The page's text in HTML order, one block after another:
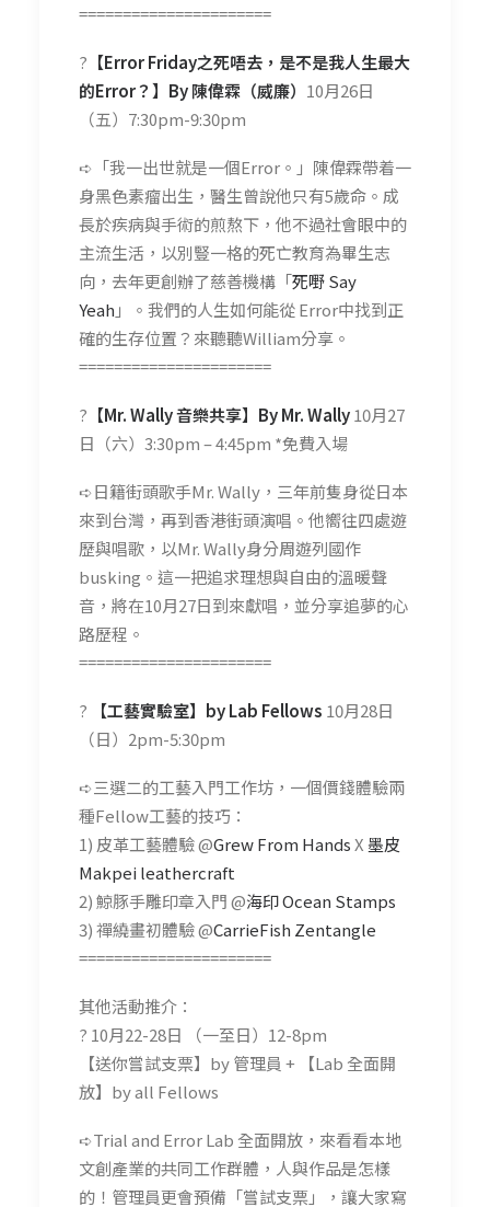
======================
? 【Error Friday之死唔去，是不是我人生最大
的Error？】By 陳偉霖（威廉） 10月26日
（五）7:30pm-9:30pm
➪「我一出世就是一個Error。」陳偉霖帶着一
身黑色素瘤出生，醫生曾說他只有5歲命。成
長於疾病與手術的煎熬下，他不過社會眼中的
主流生活，以別豎一格的死亡教育為畢生志
向，去年更創辦了慈善機構「死嘢 Say
Yeah 」。我們的人生如何能從 Error中找到正
確的生存位置？來聽聽William分享。
======================
? 【Mr. Wally 音樂共享】By Mr. Wally 10月27
日（六）3:30pm – 4:45pm *免費入場
➪日籍街頭歌手Mr. Wally，三年前隻身從日本
來到台灣，再到香港街頭演唱。他嚮往四處遊
歷與唱歌，以Mr. Wally身分周遊列國作
busking。這一把追求理想與自由的溫暖聲
音，將在10月27日到來獻唱，並分享追夢的心
路歷程。
======================
? 【工藝實驗室】by Lab Fellows 10月28日
（日）2pm-5:30pm
➪三選二的工藝入門工作坊，一個價錢體驗兩
種Fellow工藝的技巧：
1) 皮革工藝體驗 @Grew From HandsX 墨皮
Makpei leathercraft
2) 鯨豚手雕印章入門 @海印 Ocean Stamps
3) 禪繞畫初體驗 @CarrieFish Zentangle
======================
其他活動推介：
? 10月22-28日 （一至日）12-8pm
【送你嘗試支票】by 管理員 + 【Lab 全面開
放】by all Fellows
➪Trial and Error Lab 全面開放，來看看本地
文創產業的共同工作群體，人與作品是怎樣
的！管理員更會預備「嘗試支票」，讓大家寫